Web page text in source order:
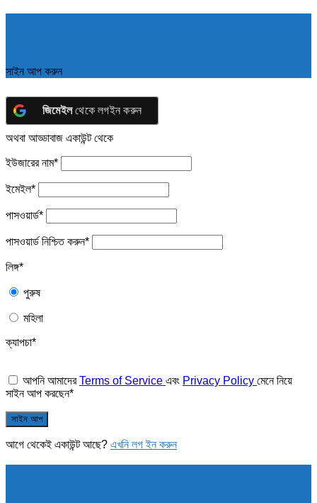
সাইন আপ করুন
জিমেইলথেকে লগইন করুন
অথবা আড্ডাবাজ একাউন্ট থেকে
ইউজারের নাম*
ইমেইল*
পাসওয়ার্ড*
পাসওয়ার্ড নিশ্চিত করুন*
লিঙ্গ*
পুরুষ
মহিলা
ক্যাপচা*
আপনি আমাদেরTerms of Service এবং Privacy Policy মেনে নিয়ে
সাইন আপ করছেন*
আগে থেকেই একাউন্ট আছে? এখনি লগ ইন করুন